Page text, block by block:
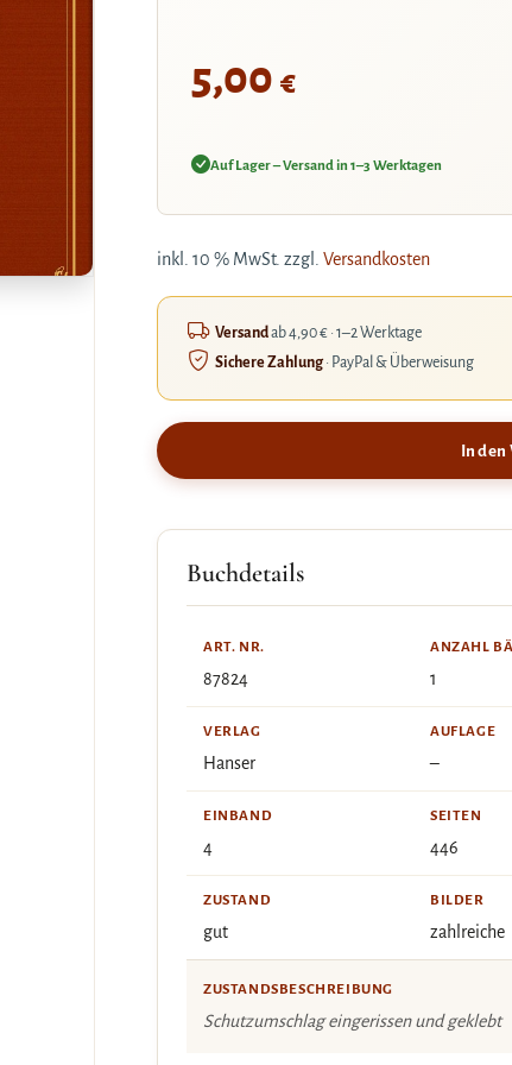
5,00 €
Auf Lager – Versand in 1–3 Werktagen
inkl. 10 % MwSt. zzgl. Versandkosten
Versandab 4,90 € · 1–2 Werktage
Sichere Zahlung· PayPal & Überweisung
In den
Buchdetails
ART. NR.
87824
ANZAHL
1
VERLAG
Hanser
AUFLAGE
–
EINBAND
4
SEITEN
446
ZUSTAND
gut
BILDER
zahlreiche
ZUSTANDSBESCHREIBUNG
Schutzumschlag eingerissen und geklebt